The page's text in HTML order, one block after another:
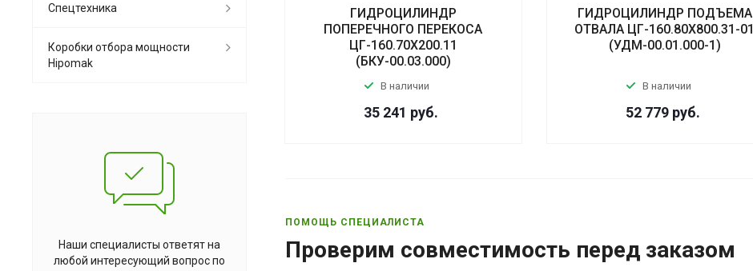
ГИДРОЦИЛИНДР
ПОПЕРЕЧНОГО ПЕРЕКОСА
ЦГ-160.70Х200.11
(БКУ-00.03.000)
В наличии
35 241 руб.
ГИДРОЦИЛИНДР ПОДЪЕМА
ОТВАЛА ЦГ-160.80Х800.31-01
(УДМ-00.01.000-1)
В наличии
52 779 руб.
ПОМОЩЬ СПЕЦИАЛИСТА
Проверим совместимость перед заказом
Спецтехника
Коробки отбора мощности
Hipomak
Наши специалисты ответят на
любой интересующий вопрос по